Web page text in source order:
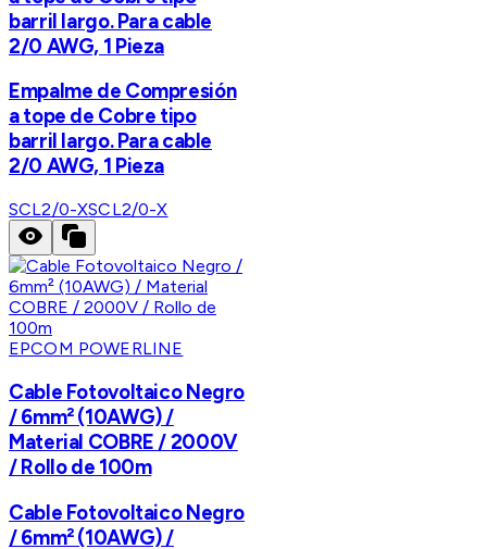
barril largo. Para cable
2/0 AWG, 1 Pieza
Empalme de Compresión
a tope de Cobre tipo
barril largo. Para cable
2/0 AWG, 1 Pieza
SCL2/0-XSCL2/0-X
EPCOM POWERLINE
Cable Fotovoltaico Negro
/ 6mm² (10AWG) /
Material COBRE / 2000V
/ Rollo de 100m
Cable Fotovoltaico Negro
/ 6mm² (10AWG) /